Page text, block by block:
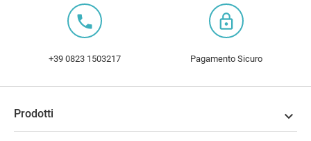
local_phone
+39 0823 1503217
lock_outline
Pagamento Sicuro
Prodotti 